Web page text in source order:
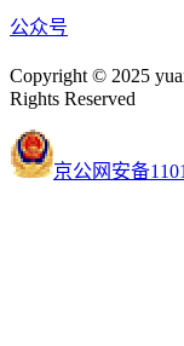
公众号
Copyright © 2025
Rights Reserved
京公网安备